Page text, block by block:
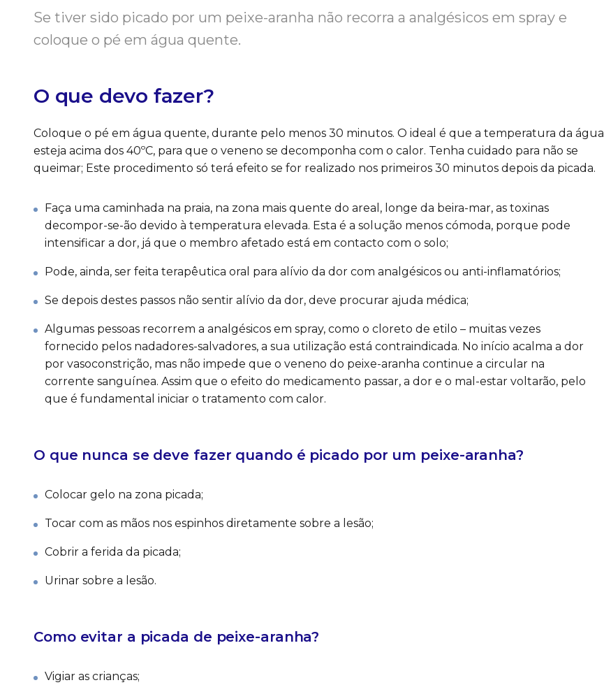
Se tiver sido picado por um peixe-aranha não recorra a analgésicos em spray e
coloque o pé em água quente.
O que devo fazer?
Coloque o pé em água quente, durante pelo menos 30 minutos. O ideal é que a temperatura da água
esteja acima dos 40ºC, para que o veneno se decomponha com o calor. Tenha cuidado para não se
queimar; Este procedimento só terá efeito se for realizado nos primeiros 30 minutos depois da picada.
Faça uma caminhada na praia, na zona mais quente do areal, longe da beira-mar, as toxinas
decompor-se-ão devido à temperatura elevada. Esta é a solução menos cómoda, porque pode
intensificar a dor, já que o membro afetado está em contacto com o solo;
Pode, ainda, ser feita terapêutica oral para alívio da dor com analgésicos ou anti-inflamatórios;
Se depois destes passos não sentir alívio da dor, deve procurar ajuda médica;
Algumas pessoas recorrem a analgésicos em spray, como o cloreto de etilo – muitas vezes
fornecido pelos nadadores-salvadores, a sua utilização está contraindicada. No início acalma a dor
por vasoconstrição, mas não impede que o veneno do peixe-aranha continue a circular na
corrente sanguínea. Assim que o efeito do medicamento passar, a dor e o mal-estar voltarão, pelo
que é fundamental iniciar o tratamento com calor.
O que nunca se deve fazer quando é picado por um peixe-aranha?
Colocar gelo na zona picada;
Tocar com as mãos nos espinhos diretamente sobre a lesão;
Cobrir a ferida da picada;
Urinar sobre a lesão.
Como evitar a picada de peixe-aranha?
Vigiar as crianças;